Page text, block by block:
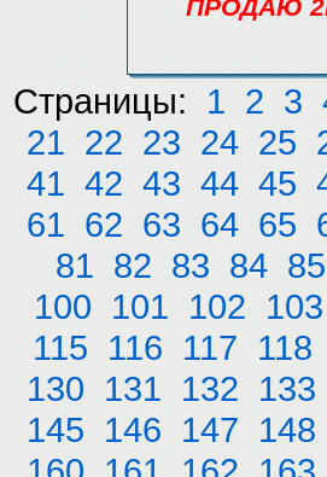
ПРОДАЮ
Страницы: 1 2 3
21 22 23 24 25
41 42 43 44 45
61 62 63 64 65
81 82 83 84 85
100 101 102 103
115 116 117 118
130 131 132 133
145 146 147 148